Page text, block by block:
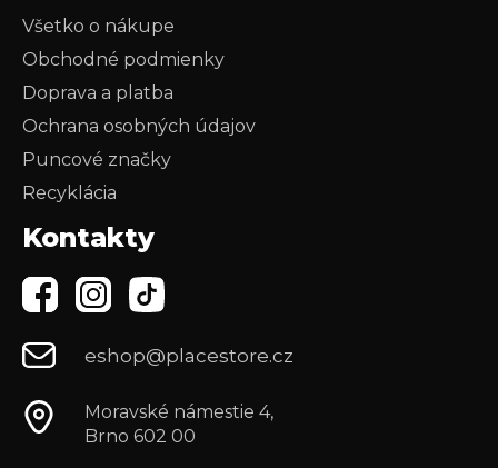
Všetko o nákupe
Obchodné podmienky
Doprava a platba
Ochrana osobných údajov
Puncové značky
Recyklácia
Kontakty
eshop@placestore.cz
Moravské námestie 4,
Brno 602 00